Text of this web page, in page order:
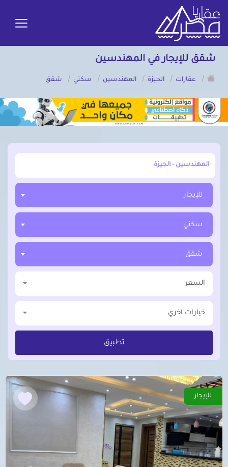
شقق للإيجار في المهندسين
/
عقارات / الجيزة / المهندسين / سكني / شقق
أبحث عن مدينة, محافظة, حي
للإيجار
سكني
شقق
السعر
خيارات اخري
تطبيق
للإيجار